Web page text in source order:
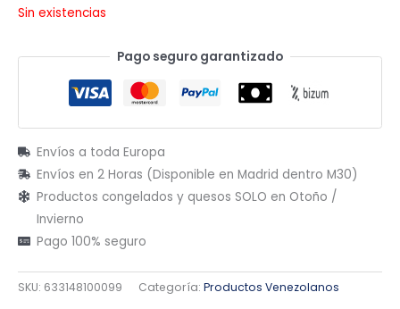
Sin existencias
Pago seguro garantizado
Envíos a toda Europa
Envíos en 2 Horas (Disponible en Madrid dentro M30)
Productos congelados y quesos SOLO en Otoño /
Invierno
Pago 100% seguro
SKU: 633148100099 Categoría: Productos Venezolanos